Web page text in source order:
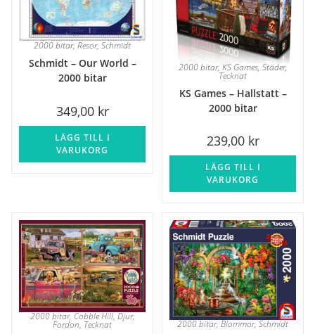
2000 bitar, Resor, Schmidt
Schmidt – Our World –
2000 bitar
349,00 kr
LÄGG TILL I
VARUKORG
2000 bitar, KS Games, Städer,
Tecknat
KS Games – Hallstatt –
2000 bitar
239,00 kr
LÄGG TILL I
VARUKORG
2000 bitar,Cobble Hill,Djur,
Fordon, Tecknat 2000 bitar,Blommor,Schmidt